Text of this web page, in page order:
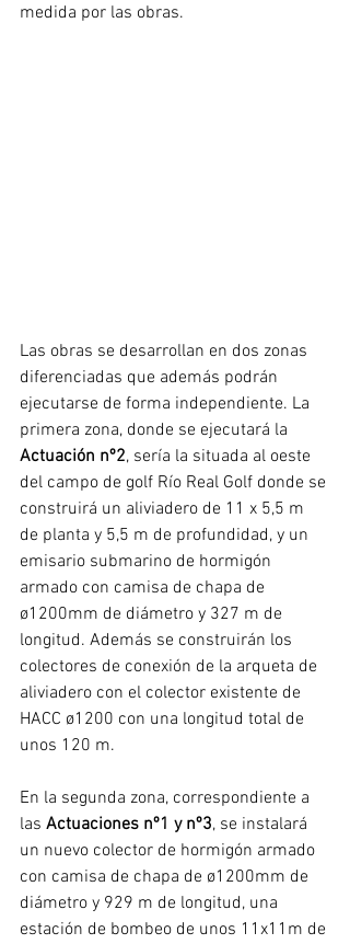
medida por las obras.
Las obras se desarrollan en dos zonas
diferenciadas que además podrán
ejecutarse de forma independiente. La
primera zona, donde se ejecutará la
Actuación nº2, sería la situada al oeste
del campo de golf Río Real Golf donde se
construirá un aliviadero de 11 x 5,5 m
de planta y 5,5 m de profundidad, y un
emisario submarino de hormigón
armado con camisa de chapa de
ø1200mm de diámetro y 327 m de
longitud. Además se construirán los
colectores de conexión de la arqueta de
aliviadero con el colector existente de
HACC ø1200 con una longitud total de
unos 120 m.
En la segunda zona, correspondiente a
las Actuaciones nº1 y nº3, se instalará
un nuevo colector de hormigón armado
con camisa de chapa de ø1200mm de
diámetro y 929 m de longitud, una
estación de bombeo de unos 11x11m de